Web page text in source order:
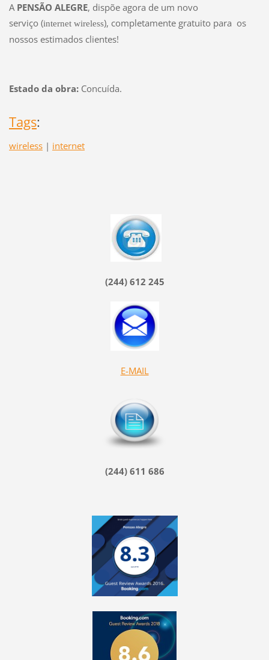
A PENSÃO ALEGRE, dispõe agora de um novo
serviço (internet wireless), completamente gratuito para os
nossos estimados clientes!
Estado da obra: Concuída.
Tags:
wireless | internet
(244) 612 245
E-MAIL
(244) 611 686